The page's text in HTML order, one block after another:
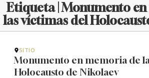
Etiqueta | Monumento
las víctimas del
SITIO
Monumento en memoria de
Holocausto de Nikolaev